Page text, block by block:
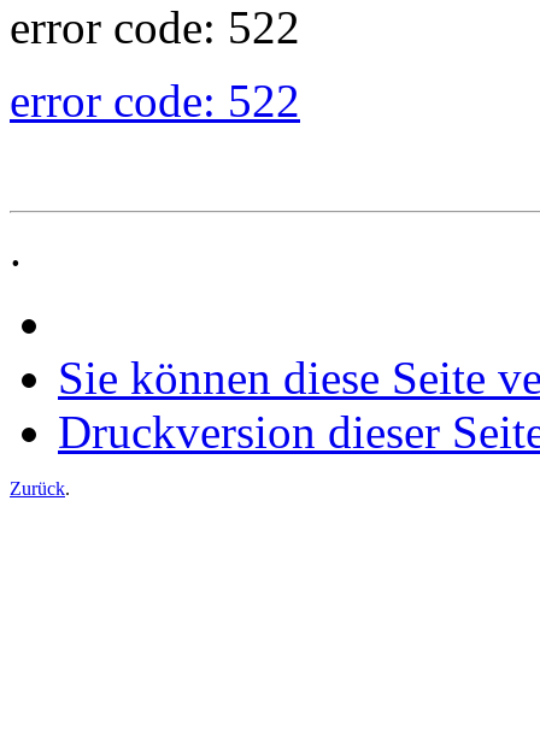
error code: 522
error code: 522
.
Sie können diese Seite
Druckversion dieser
Zurück.